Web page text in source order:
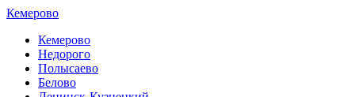
Кемерово
Кемерово
Недорого
Полысаево
Белово